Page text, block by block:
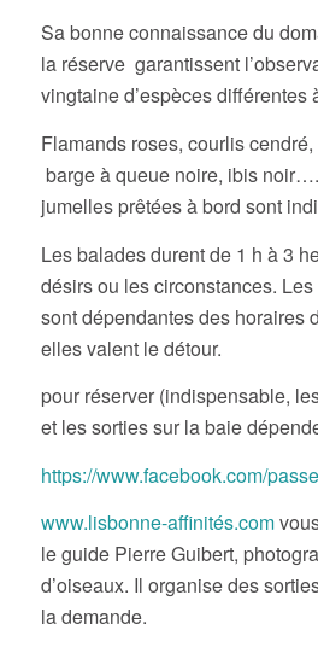
Sa bonne connaissance du
la réserve garantissent
vingtaine d’espèces différentes
Flamands roses, courlis
barge à queue noire, ibis
jumelles prêtées à bord sont
Les balades durent de 1 h à 3
désirs ou les circonstances.
sont dépendantes des horaires
elles valent le détour.
pour réserver (indispensable,
et les sorties sur la baie
https://www.facebook.com/
www.lisbonne-affinités.com
le guide Pierre Guibert,
d’oiseaux. Il organise des
la demande.